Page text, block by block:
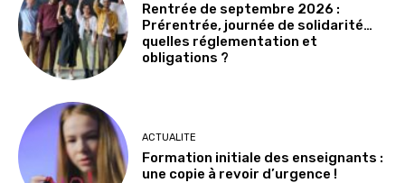
Rentrée de septembre 2026 :
Prérentrée, journée de solidarité…
quelles réglementation et
obligations ?
ACTUALITE
Formation initiale des enseignants :
une copie à revoir d’urgence !